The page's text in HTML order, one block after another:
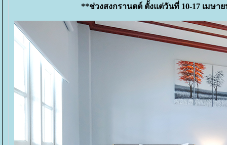
**ช่วงสงกรานตต์ ตั้งแต่วันที่ 10-17 เมษ